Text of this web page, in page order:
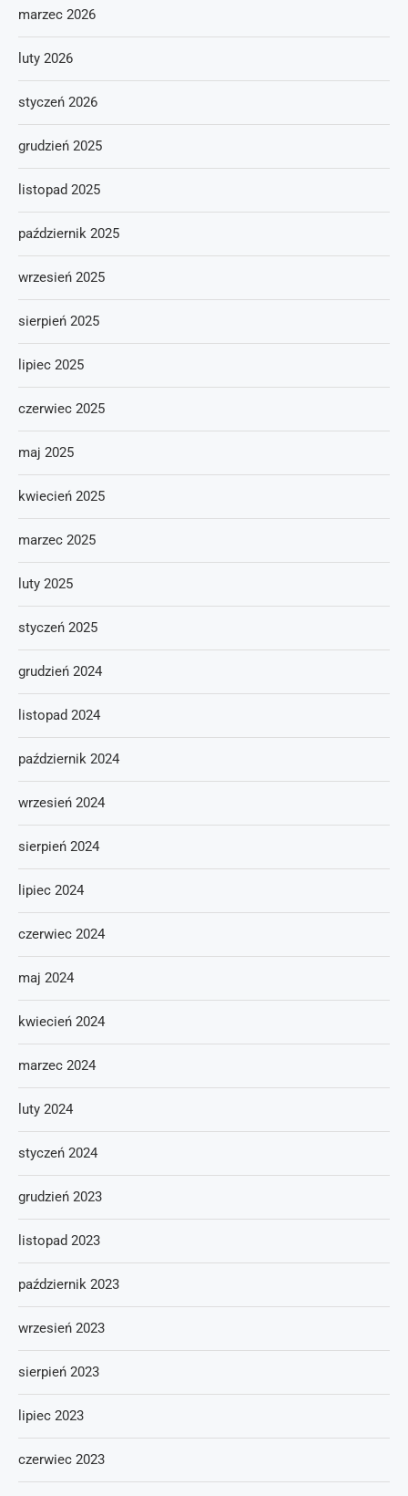
marzec 2026
luty 2026
styczeń 2026
grudzień 2025
listopad 2025
październik 2025
wrzesień 2025
sierpień 2025
lipiec 2025
czerwiec 2025
maj 2025
kwiecień 2025
marzec 2025
luty 2025
styczeń 2025
grudzień 2024
listopad 2024
październik 2024
wrzesień 2024
sierpień 2024
lipiec 2024
czerwiec 2024
maj 2024
kwiecień 2024
marzec 2024
luty 2024
styczeń 2024
grudzień 2023
listopad 2023
październik 2023
wrzesień 2023
sierpień 2023
lipiec 2023
czerwiec 2023